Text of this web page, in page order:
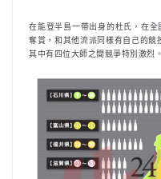
在能登半島一帶出身的杜氏，在
奪賞，和其他流派同樣有自己的競
其中有四位大師之間競爭特別激烈。